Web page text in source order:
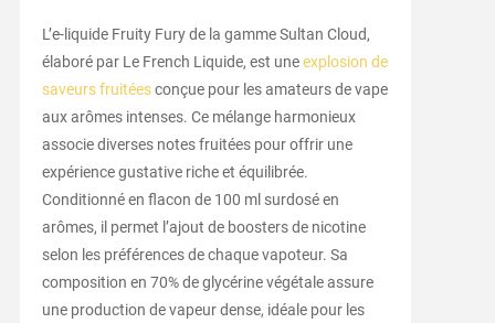
L’e-liquide Fruity Fury de la gamme Sultan Cloud,
élaboré par Le French Liquide, est uneexplosion de
saveurs fruitéesconçue pour les amateurs de vape
aux arômes intenses. Ce mélange harmonieux
associe diverses notes fruitées pour offrir une
expérience gustative riche et équilibrée.
Conditionné en flacon de 100 ml surdosé en
arômes, il permet l’ajout de boosters de nicotine
selon les préférences de chaque vapoteur. Sa
composition en 70% de glycérine végétale assure
une production de vapeur dense, idéale pour les